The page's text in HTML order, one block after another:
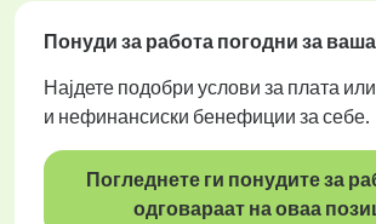
Понуди за работа погодни за
Најдете подобри услови за плата
и нефинансиски бенефиции за себе.
Погледнете ги понудите за
одговараат на оваа